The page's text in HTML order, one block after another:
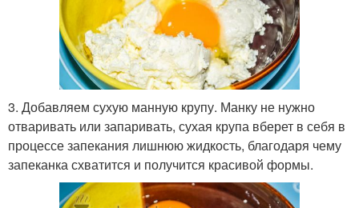
3. Добавляем сухую манную крупу. Манку не нужно
отваривать или запаривать, сухая крупа вберет в себя в
процессе запекания лишнюю жидкость, благодаря чему
запеканка схватится и получится красивой формы.